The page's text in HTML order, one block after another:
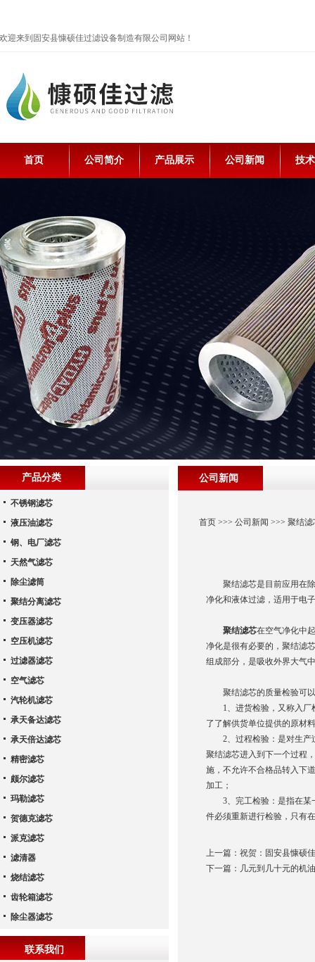
欢迎来到固安县慷硕佳过滤设备制造有限公司网站！
首页 公司简介 产品展示 公司新闻 技
公司新闻
首页>>> 公司新闻 >>> 聚结
聚结滤芯是目前应用在除
净化和液体过滤，适用于电
聚结滤芯在空气净化中
净化是很有必要的，聚结滤
组成部分，是吸收外界大气
聚结滤芯的质量检验可以
1、进货检验，又称入厂检
了了解供货单位提供的原材
2、过程检验：是对生产过
聚结滤芯进入到下一个过程
施，不允许不合格品转入下
加工；
3、完工检验：是指在某一
件必须重新进行检验，只有
上一篇： 祝贺：固安县慷硕
下一篇： 几元到几十元的机
产品分类
不锈钢滤芯
液压油滤芯
钢、电厂滤芯
天然气滤芯
除尘滤筒
聚结分离滤芯
变压器滤芯
空压机滤芯
过滤器滤芯
空气滤芯
汽轮机滤芯
承天备达滤芯
承天倍达滤芯
精密滤芯
颇尔滤芯
玛勒滤芯
贺德克滤芯
派克滤芯
滤清器
烧结滤芯
齿轮箱滤芯
除尘器滤芯
联系我们